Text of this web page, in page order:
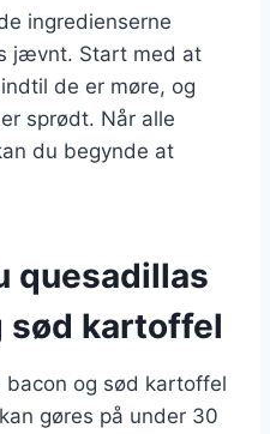
ingredienserne
jævnt. Start med at
de er møre, og
sprødt. Når alle
du begynde at
quesadillas
sød kartoffel
bacon og sød kartoffel
gøres på under 30